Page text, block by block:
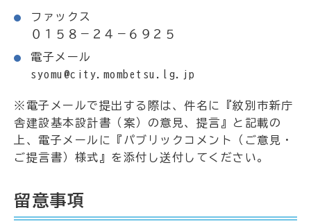
ファックス
０１５８－２４－６９２５
電子メール
syomu@city.mombetsu.lg.jp
※電子メールで提出する際は、件名に『紋別市新庁
舎建設基本設計書（案）の意見、提言』と記載の
上、電子メールに『パブリックコメント（ご意見・
ご提言書）様式』を添付し送付してください。
留意事項